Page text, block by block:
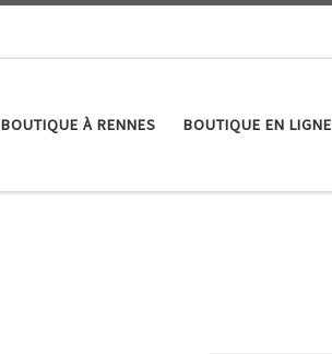
BOUTIQUE À RENNES BOUTIQUE EN LIGNE